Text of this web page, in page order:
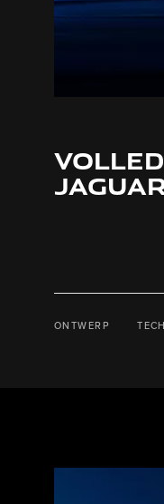
ONTWERP